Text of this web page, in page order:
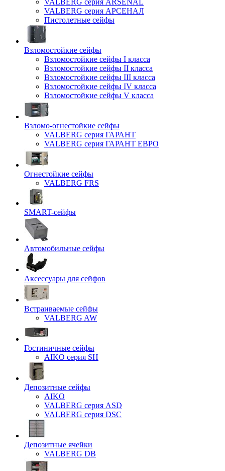
VALBERG серия ARSENAL
VALBERG серия АРСЕНАЛ
Пистолетные сейфы
Взломостойкие сейфы
Взломостойкие сейфы I класса
Взломостойкие сейфы II класса
Взломостойкие сейфы III класса
Взломостойкие сейфы IV класса
Взломостойкие сейфы V класса
Взломо-огнестойкие сейфы
VALBERG серия ГАРАНТ
VALBERG серия ГАРАНТ ЕВРО
Огнестойкие сейфы
VALBERG FRS
SMART-сейфы
Автомобильные сейфы
Аксессуары для сейфов
Встраиваемые сейфы
VALBERG AW
Гостиничные сейфы
AIKO серия SH
Депозитные сейфы
AIKO
VALBERG серия ASD
VALBERG серия DSC
Депозитные ячейки
VALBERG DB